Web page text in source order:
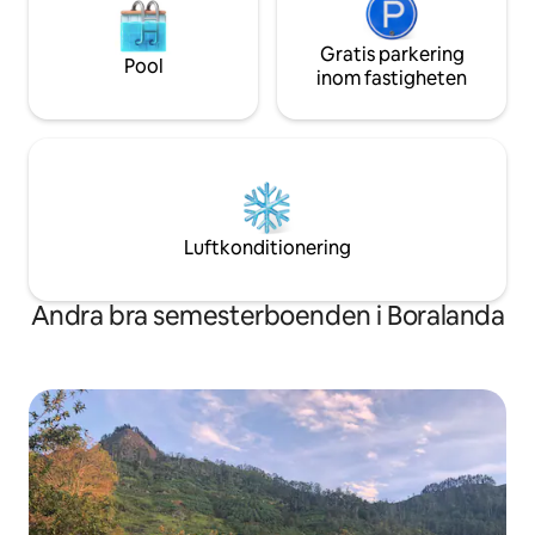
Pool
Gratis parkering
inom fastigheten
Luftkonditionering
Andra bra semesterboenden i Boralanda